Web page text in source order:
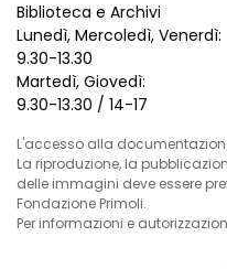
Biblioteca e Archivi
Lunedì, Mercoledì, Venerdì:
9.30-13.30
Martedì, Giovedì:
9.30-13.30 / 14-17
L'accesso alla
La riproduzione, la
delle immagini deve essere
Fondazione Primoli.
Per informazioni e